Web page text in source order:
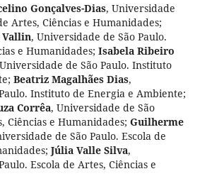
Gonçalves-Dias, Universidade
Artes, Ciências e Humanidades;
Vallin, Universidade de São Paulo.
e Humanidades; Isabela Ribeiro
Universidade de São Paulo. Instituto
; Beatriz Magalhães Dias,
Instituto de Energia e Ambiente;
Corrêa, Universidade de São
Ciências e Humanidades; Guilherme
de São Paulo. Escola de
; Júlia Valle Silva,
Escola de Artes, Ciências e